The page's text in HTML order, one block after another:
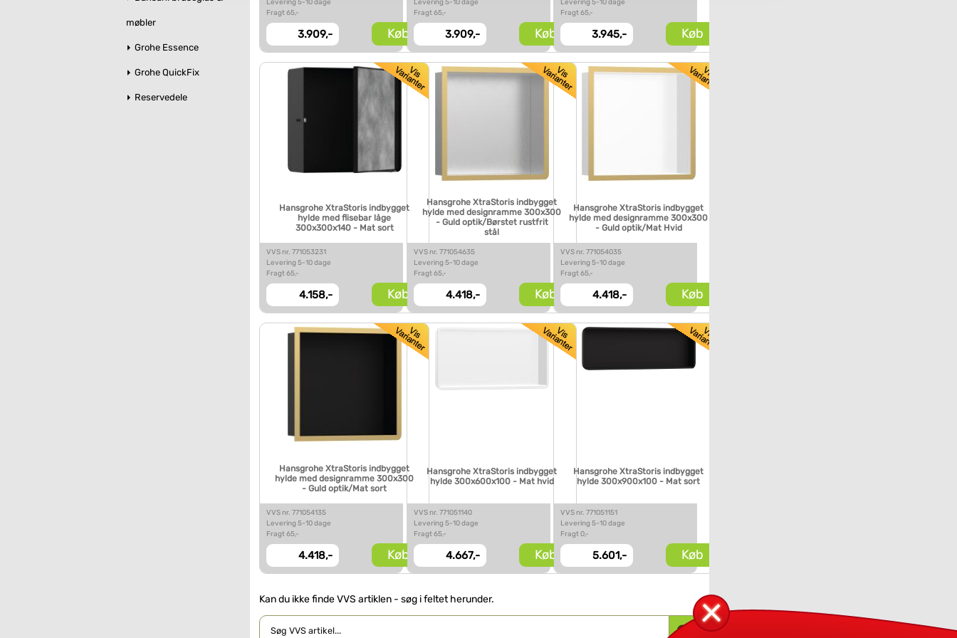
møbler
Grohe Essence
Grohe QuickFix
Reservedele
Levering 5-10 dage
Fragt 65,-
3.909,- Køb
Levering 5-10 dage
Fragt 65,-
3.909,- Køb
Levering 5-10 dage
Fragt 65,-
3.945,- Køb
Hansgrohe XtraStoris indbygget
hylde med flisebar låge
300x300x140 - Mat sort
VVS nr. 771053231
Levering 5-10 dage
Fragt 65,-
4.158,- Køb
Hansgrohe XtraStoris indbygget
hylde med designramme 300x300
- Guld optik/Børstet rustfrit
stål
VVS nr. 771054635
Levering 5-10 dage
Fragt 65,-
4.418,- Køb
Hansgrohe XtraStoris indbygget
hylde med designramme 300x300
- Guld optik/Mat Hvid
VVS nr. 771054035
Levering 5-10 dage
Fragt 65,-
4.418,- Køb
Hansgrohe XtraStoris indbygget
hylde med designramme 300x300
- Guld optik/Mat sort
VVS nr. 771054135
Levering 5-10 dage
Fragt 65,-
4.418,- Køb
Hansgrohe XtraStoris indbygget
hylde 300x600x100 - Mat hvid
VVS nr. 771051140
Levering 5-10 dage
Fragt 65,-
4.667,- Køb
Hansgrohe XtraStoris indbygget
hylde 300x900x100 - Mat sort
VVS nr. 771051151
Levering 5-10 dage
Fragt 0,-
5.601,- Køb
Kan du ikke finde VVS artiklen - søg i feltet herunder.